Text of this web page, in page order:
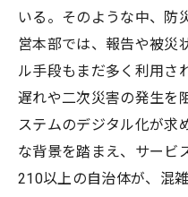
いる。そのような中、防
営本部では、報告や被災
ル手段もまだ多く利用さ
遅れや二次災害の発生を
ステムのデジタル化が求
な背景を踏まえ、サービ
210以上の自治体が、混